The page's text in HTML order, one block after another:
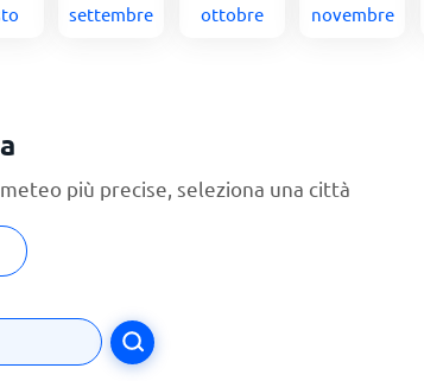
settembre ottobre novembre
più precise, seleziona una città